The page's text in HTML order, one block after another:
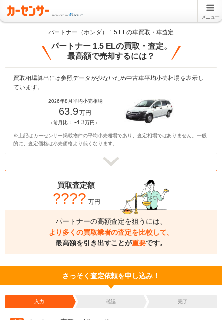
メニュー
パートナー（ホンダ） 1.5 ELの車買取・車査定
パートナー 1.5 ELの買取・査定。
最高額で売却するには？
買取相場算出には参照データが少ないため中古車平均小売相場を表示し
ています。
2026年8月平均小売相場
63.9万円
（前月比： -4.3万円）
※上記はカーセンサー掲載物件の平均小売相場であり、査定相場ではありません。一般
的に、査定価格は小売価格より低くなります。
買取査定額
???? 万円
パートナーの高額査定を狙うには、
より多くの買取業者の査定を比較して、
最高額を引き出すことが重要です。
さっそく査定依頼を申し込み！
入力 確認 完了